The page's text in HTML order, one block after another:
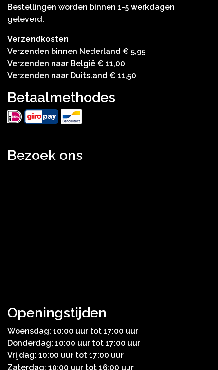
Bestellingen worden binnen 1-5 werkdagen
geleverd.
Verzendkosten
Verzenden binnen Nederland € 5,95
Verzenden naar België € 11,00
Verzenden naar Duitsland € 11,50
Betaalmethodes
Bezoek ons
Openingstijden
Woensdag: 10:00 uur tot 17:00 uur
Donderdag: 10:00 uur tot 17:00 uur
Vrijdag: 10:00 uur tot 17:00 uur
Zaterdag: 10:00 uur tot 16:00 uur